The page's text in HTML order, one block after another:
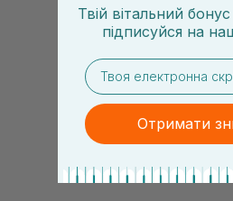
Твій вітальний
підписуйся на
email
Отримати